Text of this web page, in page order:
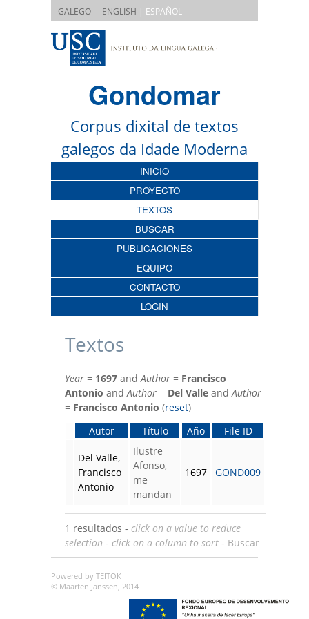
GALEGO ENGLISH | ESPAÑOL
Gondomar
Corpus dixital de textos
galegos da Idade Moderna
INICIO
PROYECTO
TEXTOS
BUSCAR
PUBLICACIONES
EQUIPO
CONTACTO
LOGIN
Textos
Year = 1697 andAuthor = Francisco
Antonio andAuthor = Del Valle andAuthor
= Francisco Antonio (reset)
Autor
Título Año File ID
Del Valle,
Francisco
Antonio
Ilustre
Afonso,
me
mandan
1697 GOND009
1 resultados - click on a value to reduce
selection - click on a column to sort - Buscar
Powered by TEITOK
© Maarten Janssen, 2014